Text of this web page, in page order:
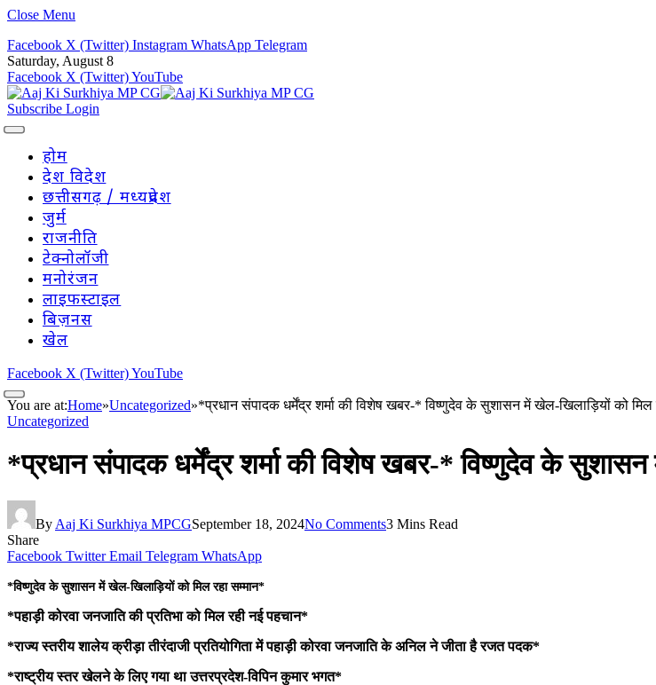
Close Menu
Facebook X (Twitter) Instagram WhatsApp Telegram
Saturday, August 8
Facebook X (Twitter)YouTube
Subscribe Login
होम
देश विदेश
छत्तीसगढ़ / मध्यप्रदेश
जुर्म
राजनीति
टेक्नोलॉजी
मनोरंजन
लाइफस्टाइल
बिज़नस
खेल
Facebook X (Twitter)YouTube
You are at:Home»Uncategorized»*प्रधान संपादक धर्मेंद्र शर्मा की विशेष खबर-* विष्णुदेव के सुशासन में खेल-खिलाड़ियों को मिल
Uncategorized
*प्रधान संपादक धर्मेंद्र शर्मा की विशेष खबर-* विष्णुदेव के
By Aaj Ki Surkhiya MPCGSeptember 18, 2024No Comments3 Mins Read
Share
Facebook Twitter Email Telegram WhatsApp
*विष्णुदेव के सुशासन में खेल-खिलाड़ियों को मिल रहा सम्मान*
*पहाड़ी कोरवा जनजाति की प्रतिभा को मिल रही नई पहचान*
*राज्य स्तरीय शालेय क्रीड़ा तीरंदाजी प्रतियोगिता में पहाड़ी कोरवा जनजाति के अनिल ने जीता है रजत पदक*
*राष्ट्रीय स्तर खेलने के लिए गया था उत्तरप्रदेश-विपिन कुमार भगत*